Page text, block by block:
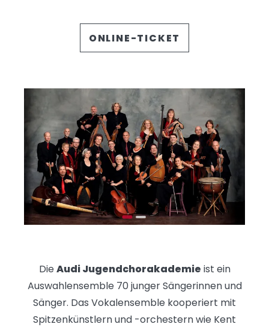
ONLINE-TICKET
DieAudi Jugendchorakademie ist ein
Auswahlensemble 70 junger Sängerinnen und
Sänger. Das Vokalensemble kooperiert mit
Spitzenkünstlern und -orchestern wie Kent